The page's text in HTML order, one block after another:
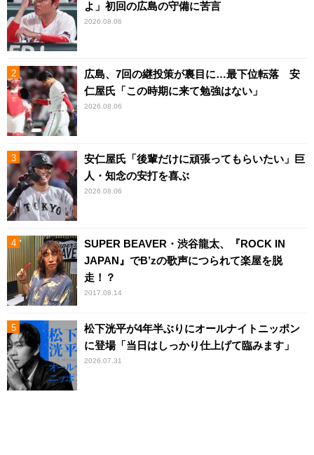
よ」初回の広島の守備に苦言
2026.08.06
広島、7回の継投策が裏目に…最下位転落 安
仁屋氏「この時期に来て勉強はない」
2026.08.06
安仁屋氏「後輩だけに頑張ってもらいたい」巨
人・知念の安打を喜ぶ
2026.08.06
SUPER BEAVER・渋谷龍太、『ROCK IN
JAPAN』でB’zの歌声につられて楽屋を脱
走！？
2017.08.14
松下洸平が4年半ぶりにオールナイトニッポン
に登場「当日はしっかり仕上げて臨みます」
2026.07.31